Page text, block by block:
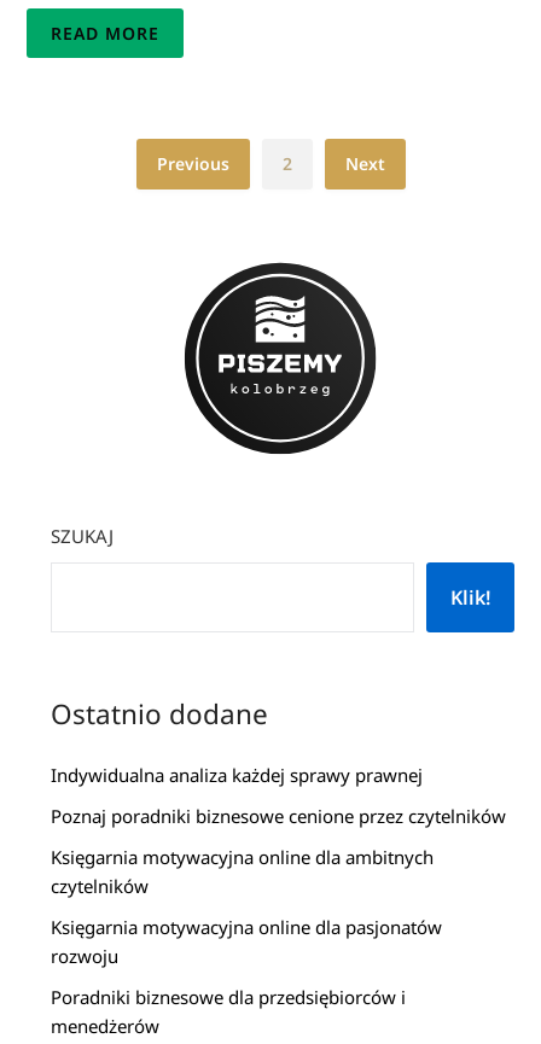
READ MORE
Previous 2 Next
SZUKAJ
Klik!
Ostatnio dodane
Indywidualna analiza każdej sprawy prawnej
Poznaj poradniki biznesowe cenione przez czytelników
Księgarnia motywacyjna online dla ambitnych
czytelników
Księgarnia motywacyjna online dla pasjonatów
rozwoju
Poradniki biznesowe dla przedsiębiorców i
menedżerów